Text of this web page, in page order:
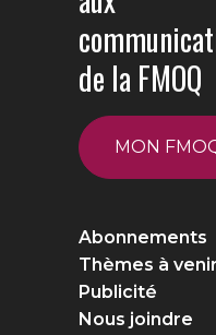
de la FMOQ
MON
Abonnements
Thèmes à venir
Publicité
Nous joindre